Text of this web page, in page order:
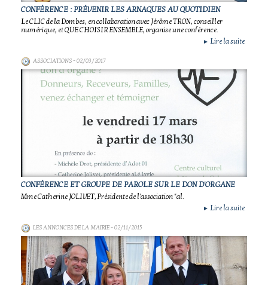
CONFÉRENCE : PRÉVENIR LES ARNAQUES AU QUOTIDIEN
Le CLIC de la Dombes, en collaboration avec Jérôme TRON, conseiller
numérique, et QUE CHOISIR ENSEMBLE, organise une conférence.
► Lire la suite
ASSOCIATIONS- 02/03/2017
CONFÉRENCE ET GROUPE DE PAROLE SUR LE DON D'ORGANE
Mme Catherine JOLIVET, Présidente de l'association "al.
► Lire la suite
LES ANNONCES DE LA MAIRIE- 02/11/2015